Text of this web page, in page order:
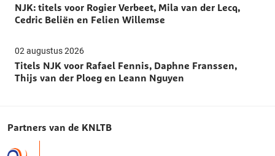
NJK: titels voor Rogier Verbeet, Mila van der Lecq,
Cedric Beliën en Felien Willemse
02 augustus 2026
Titels NJK voor Rafael Fennis, Daphne Franssen,
Thijs van der Ploeg en Leann Nguyen
Partners van de KNLTB